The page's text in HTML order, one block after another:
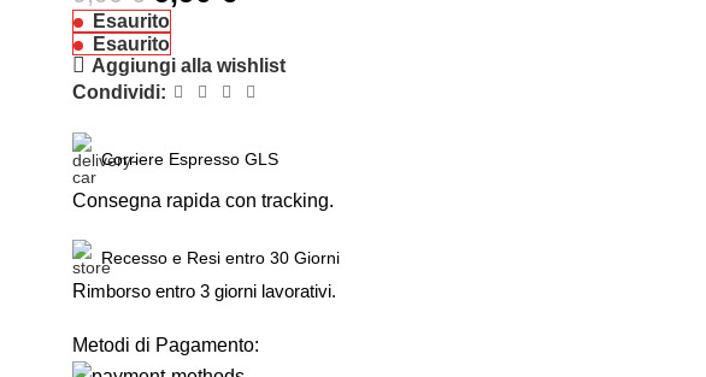
Esaurito
Esaurito
Aggiungi alla wishlist
Condividi:
Corriere Espresso GLS
Consegna rapida con tracking.
Recesso e Resi entro 30 Giorni
Rimborso entro 3 giorni lavorativi.
Metodi di Pagamento: